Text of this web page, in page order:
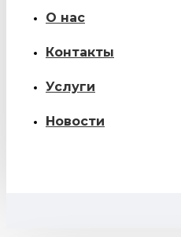
О нас
Контакты
Услуги
Новости